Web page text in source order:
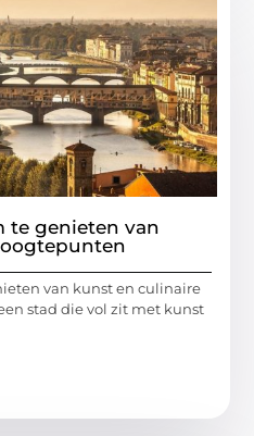
te genieten van
van kunst en culinaire
stad die vol zit met kunst